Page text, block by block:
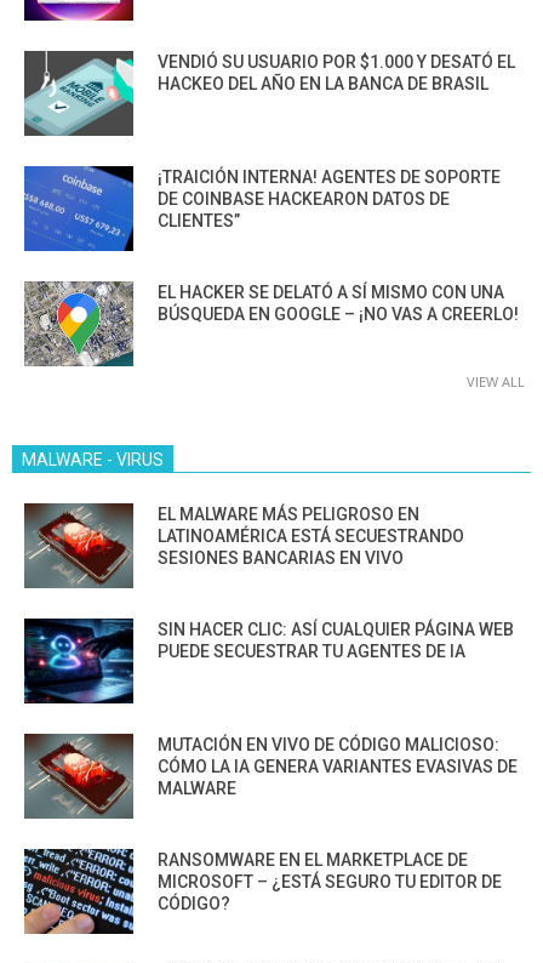
VENDIÓ SU USUARIO POR $1.000 Y DESATÓ EL
HACKEO DEL AÑO EN LA BANCA DE BRASIL
¡TRAICIÓN INTERNA! AGENTES DE SOPORTE
DE COINBASE HACKEARON DATOS DE
CLIENTES”
EL HACKER SE DELATÓ A SÍ MISMO CON UNA
BÚSQUEDA EN GOOGLE – ¡NO VAS A CREERLO!
VIEW ALL
MALWARE - VIRUS
EL MALWARE MÁS PELIGROSO EN
LATINOAMÉRICA ESTÁ SECUESTRANDO
SESIONES BANCARIAS EN VIVO
SIN HACER CLIC: ASÍ CUALQUIER PÁGINA WEB
PUEDE SECUESTRAR TU AGENTES DE IA
MUTACIÓN EN VIVO DE CÓDIGO MALICIOSO:
CÓMO LA IA GENERA VARIANTES EVASIVAS DE
MALWARE
RANSOMWARE EN EL MARKETPLACE DE
MICROSOFT – ¿ESTÁ SEGURO TU EDITOR DE
CÓDIGO?